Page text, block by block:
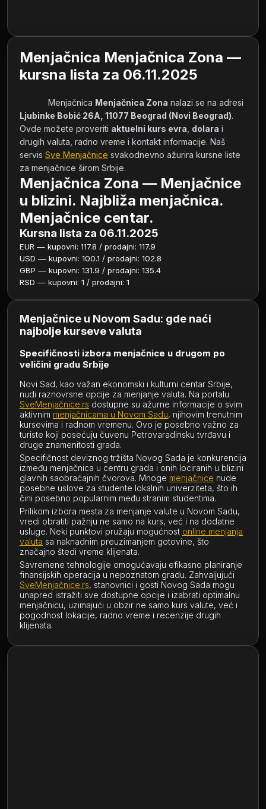
Menjačnica Menjačnica Zona —
kursna lista za 06.11.2025
            Menjačnica
Menjačnica Zona
Ljubinke Bobić 26A, 11077 Beograd (Novi Beograd).
Ovde možete proveriti aktuelni kurs evra dolara i
drugih valuta, radno vreme i kontakt informacije. Naš
servis Sve Menjačnice svakodnevno ažurira kursne liste
za menjačnice širom Srbije.
Menjačnica Zona — Menjačnice
u blizini. Najbliža menjačnica.
Menjačnice centar.
Kursna lista za 06.11.2025
EUR — kupovni: 117.8 / prodajni: 117.9
USD — kupovni: 100.1 / prodajni: 102.8
GBP — kupovni: 131.9 / prodajni: 135.4
RSD — kupovni: 1 / prodajni: 1
Menjačnice u Novom Sadu: gde naći
najbolje kurseve valuta
Specifičnosti izbora menjačnice u drugom po
veličini gradu Srbije
Novi Sad, kao važan ekonomski i kulturni centar Srbije,
nudi raznovrsne opcije za menjanje valuta. Na portalu
SveMenjačnice.rs dostupne su ažurne informacije o svim
aktivnim menjačnicama u Novom Sadu, njihovim trenutnim
kursevima i radnom vremenu. Ovo je posebno važno za
turiste koji posećuju čuvenu Petrovaradinsku tvrđavu i
druge znamenitosti grada.
Specifičnost deviznog tržišta Novog Sada je konkurencija
između menjačnica u centru grada i onih lociranih u blizini
glavnih saobraćajnih čvorova. Mnoge menjačnice nude
posebne uslove za studente lokalnih univerziteta, što ih
čini posebno popularnim među stranim studentima.
Prilikom izbora mesta za menjanje valute u Novom Sadu,
vredi obratiti pažnju ne samo na kurs, već i na dodatne
usluge. Neki punktovi pružaju mogućnost online menjanja
valuta sa naknadnim preuzimanjem gotovine, što
značajno štedi vreme klijenata.
Savremene tehnologije omogućavaju efikasno planiranje
finansijskih operacija u nepoznatom gradu. Zahvaljujući
SveMenjačnice.rs, stanovnici i gosti Novog Sada mogu
unapred istražiti sve dostupne opcije i izabrati optimalnu
menjačnicu, uzimajući u obzir ne samo kurs valute, već i
pogodnost lokacije, radno vreme i recenzije drugih
klijenata.